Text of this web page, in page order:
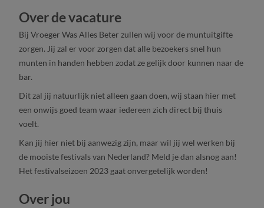
Over de vacature
Bij Vroeger Was Alles Beter zullen wij voor de muntuitgifte
zorgen. Jij zal er voor zorgen dat alle bezoekers snel hun
munten in handen hebben zodat ze gelijk door kunnen naar de
bar.
Dit zal jij natuurlijk niet alleen gaan doen, wij staan hier met
een onwijs goed team waar iedereen zich direct bij thuis
voelt.
Kan jij hier niet bij aanwezig zijn, maar wil jij wel werken bij
de mooiste festivals van Nederland? Meld je dan alsnog aan!
Het festivalseizoen 2023 gaat onvergetelijk worden!
Over jou